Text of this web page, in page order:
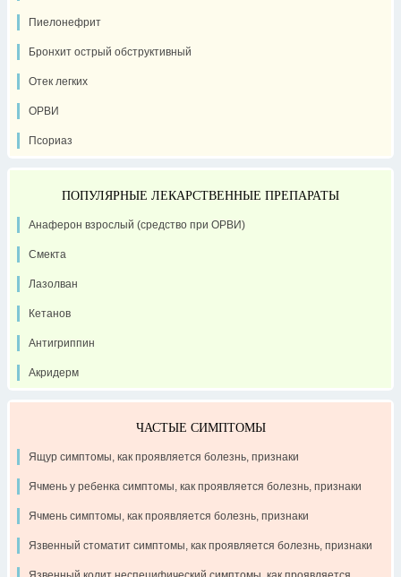
Пиелонефрит
Бронхит острый обструктивный
Отек легких
ОРВИ
Псориаз
ПОПУЛЯРНЫЕ ЛЕКАРСТВЕННЫЕ ПРЕПАРАТЫ
Анаферон взрослый (средство при ОРВИ)
Смекта
Лазолван
Кетанов
Антигриппин
Акридерм
ЧАСТЫЕ СИМПТОМЫ
Ящур симптомы, как проявляется болезнь, признаки
Ячмень у ребенка симптомы, как проявляется болезнь, признаки
Ячмень симптомы, как проявляется болезнь, признаки
Язвенный стоматит симптомы, как проявляется болезнь, признаки